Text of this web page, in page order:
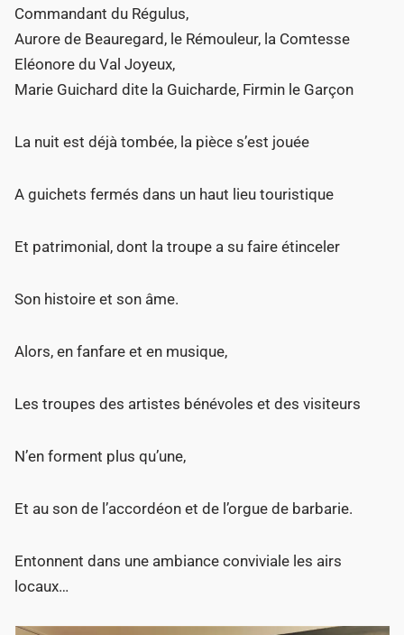
Commandant du Régulus,
Aurore de Beauregard, le Rémouleur, la Comtesse
Eléonore du Val Joyeux,
Marie Guichard dite la Guicharde, Firmin le Garçon
La nuit est déjà tombée, la pièce s’est jouée
A guichets fermés dans un haut lieu touristique
Et patrimonial, dont la troupe a su faire étinceler
Son histoire et son âme.
Alors, en fanfare et en musique,
Les troupes des artistes bénévoles et des visiteurs
N’en forment plus qu’une,
Et au son de l’accordéon et de l’orgue de barbarie.
Entonnent dans une ambiance conviviale les airs
locaux…